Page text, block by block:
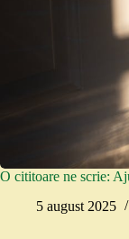
O cititoare ne scrie:
5 august 2025